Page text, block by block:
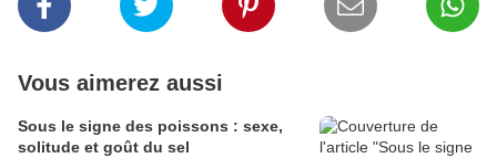
Vous aimerez aussi
Sous le signe des poissons : sexe,
solitude et goût du sel